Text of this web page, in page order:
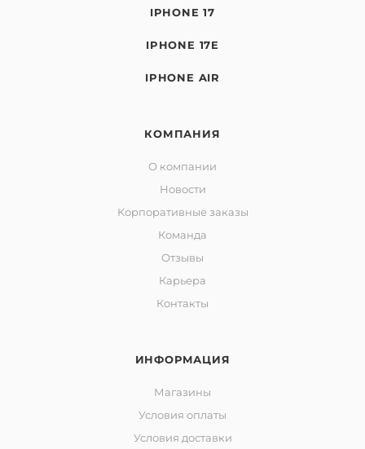
IPHONE 17
IPHONE 17E
IPHONE AIR
КОМПАНИЯ
О компании
Новости
Корпоративные заказы
Команда
Отзывы
Карьера
Контакты
ИНФОРМАЦИЯ
Магазины
Условия оплаты
Условия доставки